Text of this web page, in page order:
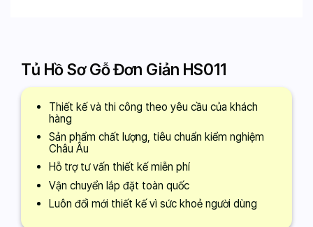
Tủ Hồ Sơ Gỗ Đơn Giản HS011
Thiết kế và thi công theo yêu cầu của khách
hàng
Sản phẩm chất lượng, tiêu chuẩn kiểm nghiệm
Châu Âu
Hỗ trợ tư vấn thiết kế miễn phí
Vận chuyển lắp đặt toàn quốc
Luôn đổi mới thiết kế vì sức khoẻ người dùng